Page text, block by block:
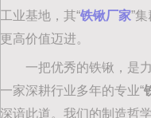
工业基地，其“‌铁锹厂家‌”
更高价值迈进。
一把优秀的铁锹，是
一家深耕行业多年的专业“‌
深谙此道。我们的制造哲